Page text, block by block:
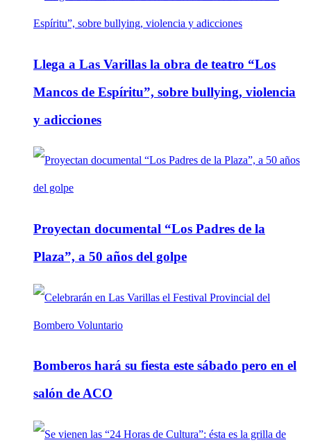
Llega a Las Varillas la obra de teatro “Los
Mancos de Espíritu”, sobre bullying, violencia
y adicciones
Proyectan documental “Los Padres de la
Plaza”, a 50 años del golpe
Bomberos hará su fiesta este sábado pero en el
salón de ACO